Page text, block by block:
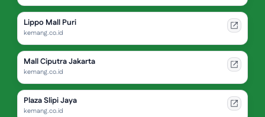
Lippo Mall Puri
kemang.co.id
Mall Ciputra Jakarta
kemang.co.id
Plaza Slipi Jaya
kemang.co.id